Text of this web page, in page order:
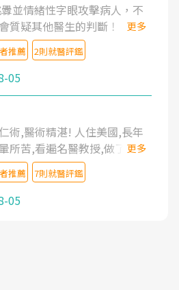
並情緒性字眼攻擊病人，不
質疑其他醫生的判斷！
更多
推薦 2則就醫評鑑
05
術,醫術精湛! 人住美國,長年
所苦,看遍名醫教授,做了各種
,中醫針灸及物理徒手治療都
類止痛藥都效果有限,只是壓
年失眠嚴重影響生活品質.
杜育才主任是頸頭症候群專
更多
推薦 7則就醫評鑑
05